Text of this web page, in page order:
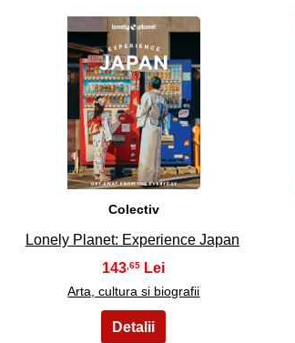
29
Colectiv
Lonely Planet: Experience Japan
143,65
Arta, cultura si biografii